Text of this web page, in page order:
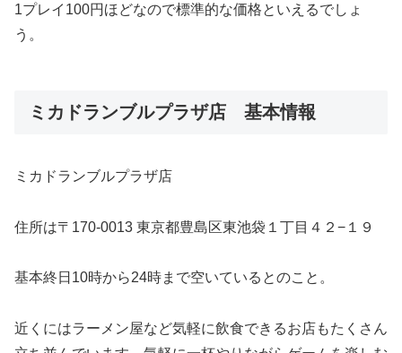
1プレイ100円ほどなので標準的な価格といえるでしょ
う。
ミカドランブルプラザ店 基本情報
ミカドランブルプラザ店
住所は〒170-0013 東京都豊島区東池袋１丁目４２−１９
基本終日10時から24時まで空いているとのこと。
近くにはラーメン屋など気軽に飲食できるお店もたくさん